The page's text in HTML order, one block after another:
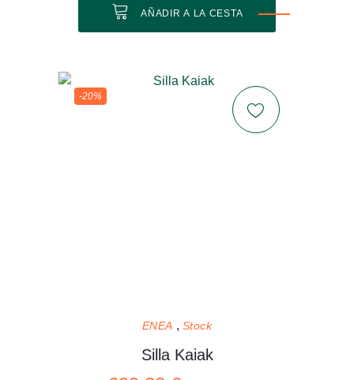
AÑADIR A LA CESTA
-20%
ENEA Stock
Silla Kaiak